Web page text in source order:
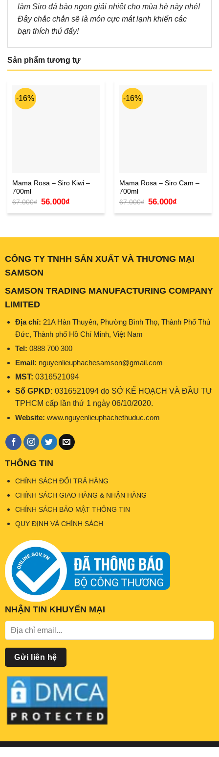
làm Siro đá bào ngon giải nhiệt cho mùa hè này nhé!
Đây chắc chắn sẽ là món cực mát lạnh khiến các
bạn thích thú đấy!
Sản phẩm tương tự
-16%
Mama Rosa – Siro Kiwi –
700ml
67.000₫
Giá
gốc
là:
56.000₫Giá
tại
-16%
Mama Rosa – Siro Cam –
700ml
67.000₫
Giá
gốc
là:
56.000₫Giá
tại
CÔNG TY TNHH SẢN XUẤT VÀ THƯƠNG MẠI
SAMSON
SAMSON TRADING MANUFACTURING COMPANY
LIMITED
Địa chỉ: 21A Hàn Thuyên, Phường Bình Thọ, Thành Phố Thủ
Đức, Thành phố Hồ Chí Minh, Việt Nam
Tel: 0888 700 300
Email: nguyenlieuphachesamson@gmail.com
MST: 0316521094
Số GPKD: 0316521094 do SỞ KẾ HOẠCH VÀ ĐẦU TƯ
TPHCM cấp lần thứ 1 ngày 06/10/2020.
Website: www.nguyenlieuphachethuduc.com
THÔNG TIN
CHÍNH SÁCH ĐỔI TRẢ HÀNG
CHÍNH SÁCH GIAO HÀNG & NHẬN HÀNG
CHÍNH SÁCH BẢO MẬT THÔNG TIN
QUY ĐỊNH VÀ CHÍNH SÁCH
NHẬN TIN KHUYẾN MẠI